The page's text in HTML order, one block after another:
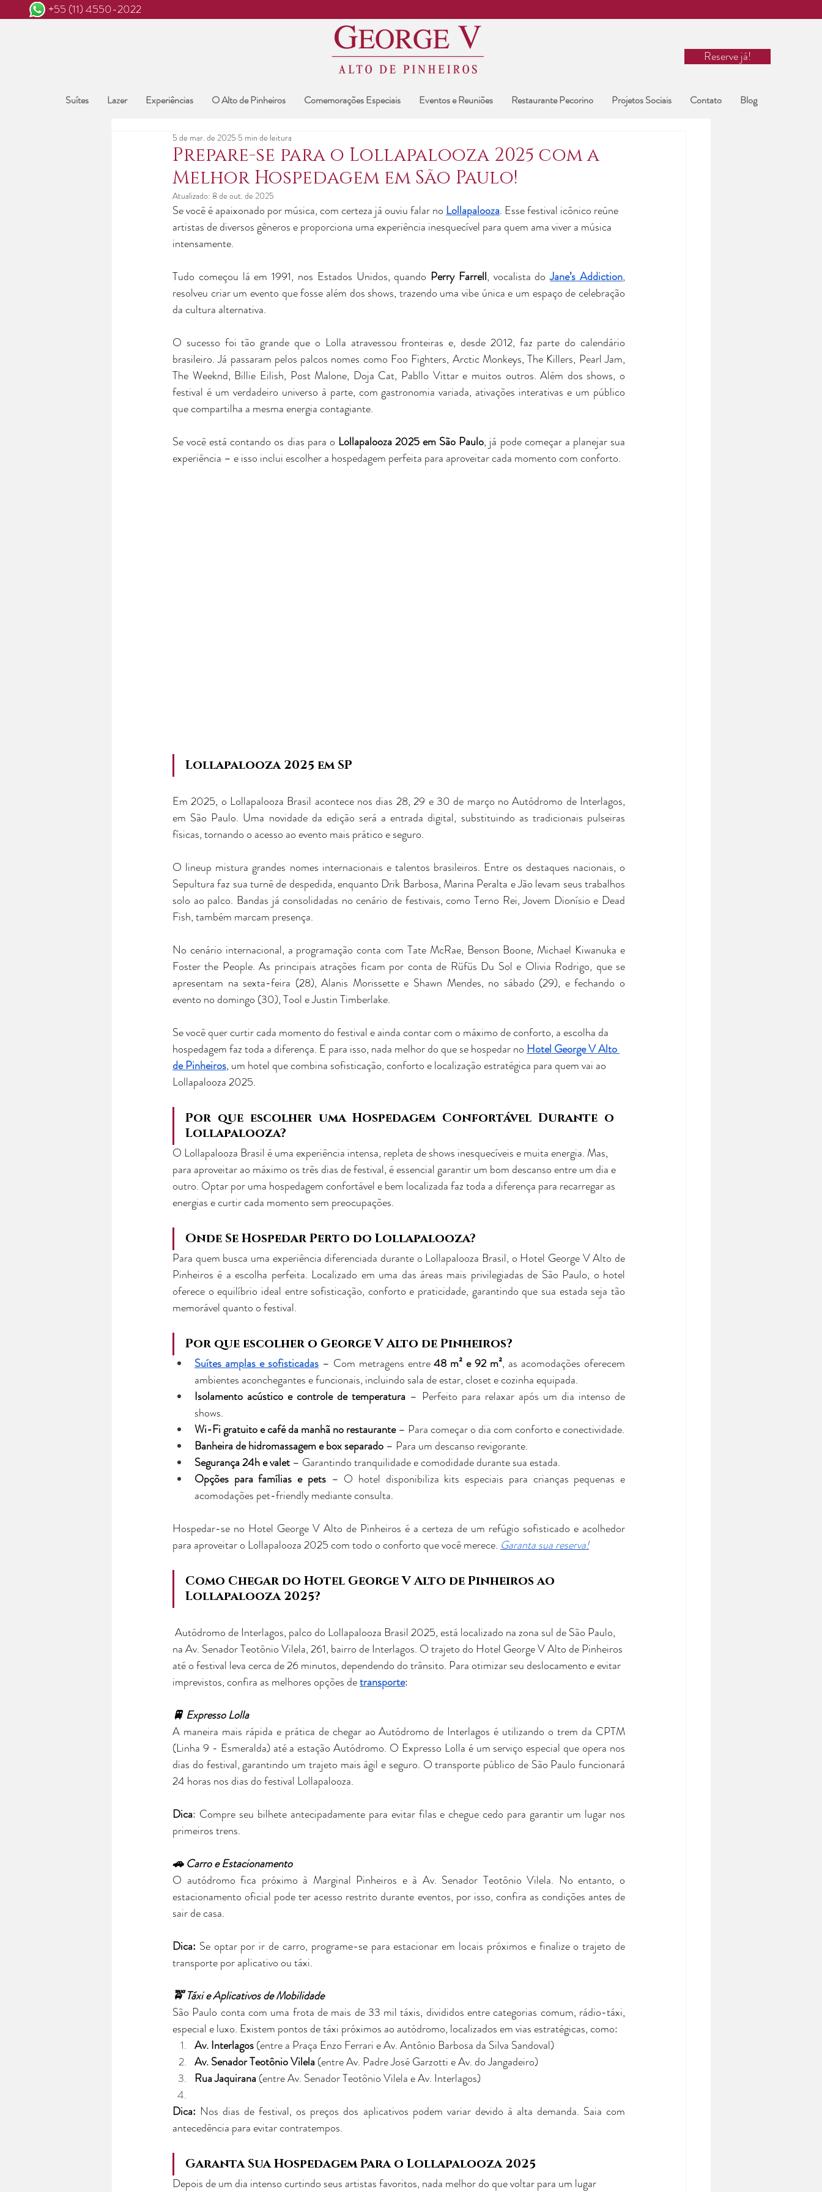
Reserve já!
+55 (11) 4550-2022
Suítes Lazer Experiências O Alto de Pinheiros Comemorações Especiais Eventos e Reuniões Restaurante Pecorino Projetos Sociais Contato Blog
Prepare-se para o Lollapalooza 2025 com a
Melhor Hospedagem em São Paulo!
5 de mar. de 2025 5 min de leitura
Atualizado: 8 de out. de 2025
Se você é apaixonado por música, com certeza já ouviu falar no Lollapalooza. Esse festival icônico reúne
artistas de diversos gêneros e proporciona uma experiência inesquecível para quem ama viver a música
intensamente.
Tudo começou lá em 1991, nos Estados Unidos, quando Perry Farrell, vocalista do Jane’s Addiction,
resolveu criar um evento que fosse além dos shows, trazendo uma vibe única e um espaço de celebração
da cultura alternativa.
O sucesso foi tão grande que o Lolla atravessou fronteiras e, desde 2012, faz parte do calendário
brasileiro. Já passaram pelos palcos nomes como Foo Fighters, Arctic Monkeys, The Killers, Pearl Jam,
The Weeknd, Billie Eilish, Post Malone, Doja Cat, Pabllo Vittar e muitos outros. Além dos shows, o
festival é um verdadeiro universo à parte, com gastronomia variada, ativações interativas e um público
que compartilha a mesma energia contagiante.
Se você está contando os dias para o Lollapalooza 2025 em São Paulo, já pode começar a planejar sua
experiência – e isso inclui escolher a hospedagem perfeita para aproveitar cada momento com conforto.
Lollapalooza 2025 em SP
Em 2025, o Lollapalooza Brasil acontece nos dias 28, 29 e 30 de março no Autódromo de Interlagos,
em São Paulo. Uma novidade da edição será a entrada digital, substituindo as tradicionais pulseiras
físicas, tornando o acesso ao evento mais prático e seguro.
O lineup mistura grandes nomes internacionais e talentos brasileiros. Entre os destaques nacionais, o
Sepultura faz sua turnê de despedida, enquanto Drik Barbosa, Marina Peralta e Jão levam seus trabalhos
solo ao palco. Bandas já consolidadas no cenário de festivais, como Terno Rei, Jovem Dionísio e Dead
Fish, também marcam presença.
No cenário internacional, a programação conta com Tate McRae, Benson Boone, Michael Kiwanuka e
Foster the People. As principais atrações ficam por conta de Rüfüs Du Sol e Olivia Rodrigo, que se
apresentam na sexta-feira (28), Alanis Morissette e Shawn Mendes, no sábado (29), e fechando o
evento no domingo (30), Tool e Justin Timberlake.
Se você quer curtir cada momento do festival e ainda contar com o máximo de conforto, a escolha da
hospedagem faz toda a diferença. E para isso, nada melhor do que se hospedar no Hotel George V Alto
de Pinheiros, um hotel que combina sofisticação, conforto e localização estratégica para quem vai ao
Lollapalooza 2025.
Por que escolher uma Hospedagem Confortável Durante o
Lollapalooza?
O Lollapalooza Brasil é uma experiência intensa, repleta de shows inesquecíveis e muita energia. Mas,
para aproveitar ao máximo os três dias de festival, é essencial garantir um bom descanso entre um dia e
outro. Optar por uma hospedagem confortável e bem localizada faz toda a diferença para recarregar as
energias e curtir cada momento sem preocupações.
Onde Se Hospedar Perto do Lollapalooza?
Para quem busca uma experiência diferenciada durante o Lollapalooza Brasil, o Hotel George V Alto de
Pinheiros é a escolha perfeita. Localizado em uma das áreas mais privilegiadas de São Paulo, o hotel
oferece o equilíbrio ideal entre sofisticação, conforto e praticidade, garantindo que sua estada seja tão
memorável quanto o festival.
Por que escolher o George V Alto de Pinheiros?
Suítes amplas e sofisticadas – Com metragens entre 48 m² e 92 m², as acomodações oferecem
ambientes aconchegantes e funcionais, incluindo sala de estar, closet e cozinha equipada.
Isolamento acústico e controle de temperatura – Perfeito para relaxar após um dia intenso de
shows.
Wi-Fi gratuito e café da manhã no restaurante – Para começar o dia com conforto e conectividade.
Banheira de hidromassagem e box separado – Para um descanso revigorante.
Segurança 24h e valet – Garantindo tranquilidade e comodidade durante sua estada.
Opções para famílias e pets – O hotel disponibiliza kits especiais para crianças pequenas e
acomodações pet-friendly mediante consulta.
Hospedar-se no Hotel George V Alto de Pinheiros é a certeza de um refúgio sofisticado e acolhedor
para aproveitar o Lollapalooza 2025 com todo o conforto que você merece. Garanta sua reserva!
Como Chegar do Hotel George V Alto de Pinheiros ao
Lollapalooza 2025?
Autódromo de Interlagos, palco do Lollapalooza Brasil 2025, está localizado na zona sul de São Paulo,
na Av. Senador Teotônio Vilela, 261, bairro de Interlagos. O trajeto do Hotel George V Alto de Pinheiros
até o festival leva cerca de 26 minutos, dependendo do trânsito. Para otimizar seu deslocamento e evitar
imprevistos, confira as melhores opções de transporte:
🚆 Expresso Lolla
A maneira mais rápida e prática de chegar ao Autódromo de Interlagos é utilizando o trem da CPTM
(Linha 9 - Esmeralda) até a estação Autódromo. O Expresso Lolla é um serviço especial que opera nos
dias do festival, garantindo um trajeto mais ágil e seguro. O transporte público de São Paulo funcionará
24 horas nos dias do festival Lollapalooza.
Dica: Compre seu bilhete antecipadamente para evitar filas e chegue cedo para garantir um lugar nos
primeiros trens.
🚗 Carro e Estacionamento
O autódromo fica próximo à Marginal Pinheiros e à Av. Senador Teotônio Vilela. No entanto, o
estacionamento oficial pode ter acesso restrito durante eventos, por isso, confira as condições antes de
sair de casa.
Dica: Se optar por ir de carro, programe-se para estacionar em locais próximos e finalize o trajeto de
transporte por aplicativo ou táxi.
🚖 Táxi e Aplicativos de Mobilidade
São Paulo conta com uma frota de mais de 33 mil táxis, divididos entre categorias comum, rádio-táxi,
especial e luxo. Existem pontos de táxi próximos ao autódromo, localizados em vias estratégicas, como:
Av. Interlagos (entre a Praça Enzo Ferrari e Av. Antônio Barbosa da Silva Sandoval)
Av. Senador Teotônio Vilela (entre Av. Padre José Garzotti e Av. do Jangadeiro)
Rua Jaquirana (entre Av. Senador Teotônio Vilela e Av. Interlagos)
Dica: Nos dias de festival, os preços dos aplicativos podem variar devido à alta demanda. Saia com
antecedência para evitar contratempos.
Garanta Sua Hospedagem Para o Lollapalooza 2025
Depois de um dia intenso curtindo seus artistas favoritos, nada melhor do que voltar para um lugar